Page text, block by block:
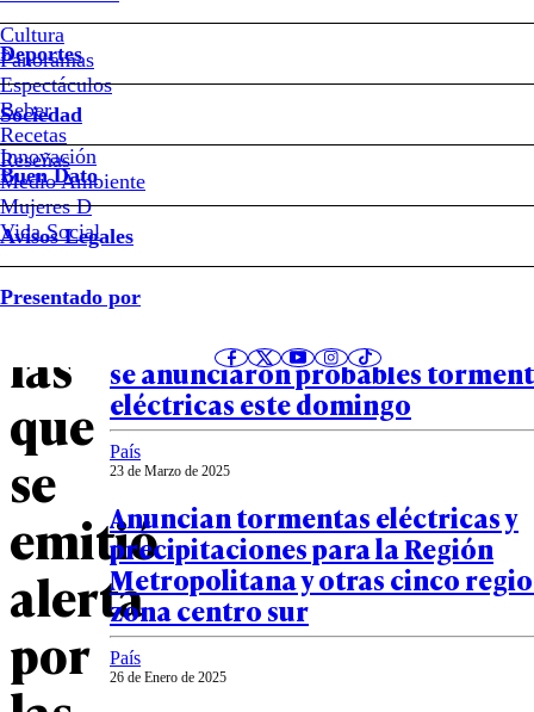
Cultura
Panoramas
Espectáculos
Beber
Recetas
Reseñas
Deportes
Sociedad
Innovación
Medio Ambiente
Mujeres D
Vida Social
Buen Dato
Avisos Legales
Presentado por
Cuáles
son
las
cinco
regiones
en
las
que
se
emitió
alerta
por
Notas relacionadas
05 de Abril de 2025
Cuáles son las cinco regiones
se anunciaron probables
eléctricas este domingo
País
23 de Marzo de 2025
Anuncian tormentas eléctricas y
precipitaciones para la Región
Metropolitana y otras cinco
zona centro sur
País
26 de Enero de 2025